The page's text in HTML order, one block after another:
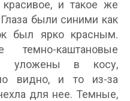
и такое же
были синими как
был ярко красным.
темно-каштановые
уложены в косу,
видно, и то из-за
для нее. Темные,